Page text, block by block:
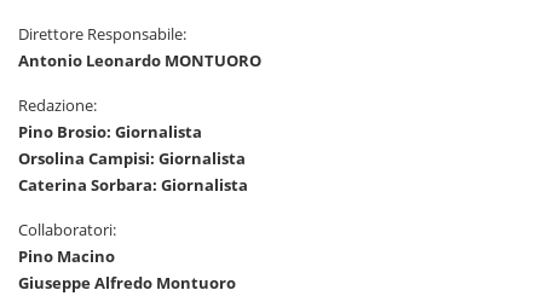
Direttore Responsabile:
Antonio Leonardo MONTUORO
Redazione:
Pino Brosio: Giornalista
Orsolina Campisi: Giornalista
Caterina Sorbara: Giornalista
Collaboratori:
Pino Macino
Giuseppe Alfredo Montuoro